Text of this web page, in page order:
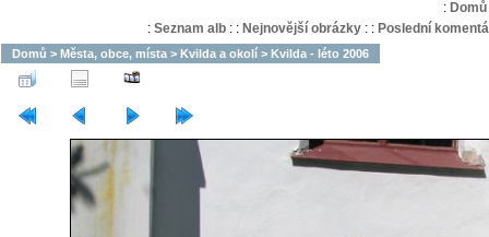
: Domů
: Seznam alb: : Nejnovější obrázky: : Poslední
Domů > Města, obce, místa > Kvilda a okolí > Kvilda - léto 2006